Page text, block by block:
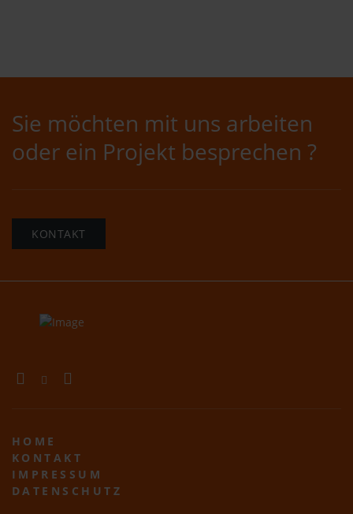
Sie möchten mit uns arbeiten
oder ein Projekt besprechen ?
KONTAKT
HOME
KONTAKT
IMPRESSUM
DATENSCHUTZ